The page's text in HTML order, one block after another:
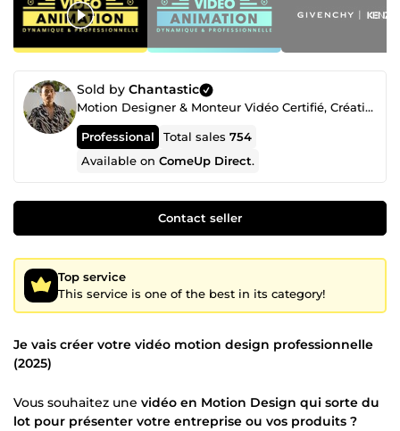
Sold by Chantastic
Motion Designer & Monteur Vidéo Certifié, Créatif Freelance Professionnel depuis 2018
Professional Total sales754
Available onComeUp Direct.
Contact seller
Top service
This service is one of the best in its category!
Je vais créer votre vidéo motion design professionnelle
(2025)
Vous souhaitez une vidéo en Motion Design qui sorte du
lot pour présenter votre entreprise ou vos produits ?